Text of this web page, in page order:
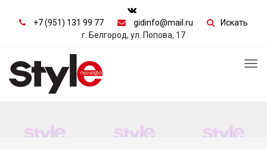
+7 (951) 131 99 77 gidinfo@mail.ru
Искать
г. Белгород, ул. Попова, 17